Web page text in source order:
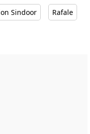
Sindoor Rafale